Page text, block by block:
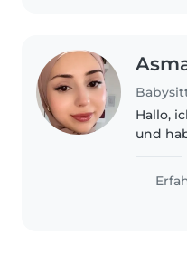
Hallo,
und